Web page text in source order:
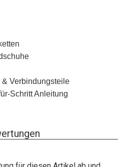
Verbindungsteile
Schritt Anleitung